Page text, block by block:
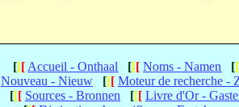
[[[ Accueil - Onthaal [[[ Noms - Namen [[
Nouveau - Nieuw [[[ Moteur de recherche -
[[[ Sources - Bronnen [[[ Livre d'Or -